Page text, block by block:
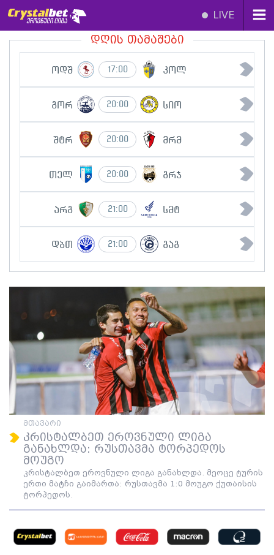
LIVE
დღის თამაშები
ოდშ 17:00 კოლ
გორ 20:00 სიო
შტრ 20:00 მრმ
თელ 20:00 გრჯ
არგ 21:00 სმტ
დბთ 21:00 გაგ
მთავარი
კრისტალბეთ ეროვნული ლიგა
განახლდა: რუსთავმა ტორპედოს
მოუგო
კრისტალბეთ ეროვნული ლიგა განახლდა. მეოცე ტურის
ერთი მატჩი გაიმართა: რუსთავმა 1:0 მოუგო ქუთაისის
ტორპედოს.